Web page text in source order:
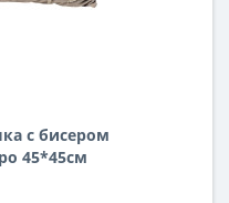
с бисером
45*45см